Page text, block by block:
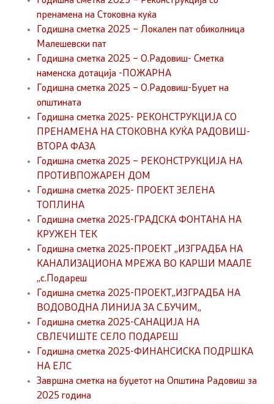
пренамена на Стоковна куќа
Годишна сметка 2025 – Локален пат обиколница
Малешевски пат
Годишна сметка 2025 – О.Радовиш- Сметка
наменска дотација -ПОЖАРНА
Годишна сметка 2025 – О.Радовиш-Буџет на
општината
Годишна сметка 2025- РЕКОНСТРУКЦИЈА СО
ПРЕНАМЕНА НА СТОКОВНА КУЌА РАДОВИШ-
ВТОРА ФАЗА
Годишна сметка 2025 – РЕКОНСТРУКЦИЈА НА
ПРОТИВПОЖАРЕН ДОМ
Годишна сметка 2025- ПРОЕКТ ЗЕЛЕНА
ТОПЛИНА
Годишна сметка 2025-ГРАДСКА ФОНТАНА НА
КРУЖЕН ТЕК
Годишна сметка 2025-ПРОЕКТ ,,ИЗГРАДБА НА
КАНАЛИЗАЦИОНА МРЕЖА ВО КАРШИ МААЛЕ
,,с.Подареш
Годишна сметка 2025-ПРОЕКТ,,ИЗГРАДБА НА
ВОДОВОДНА ЛИНИЈА ЗА С.БУЧИМ,,
Годишна сметка 2025-САНАЦИЈА НА
СВЛЕЧИШТЕ СЕЛО ПОДАРЕШ
Годишна сметка 2025-ФИНАНСИСКА ПОДРШКА
НА ЕЛС
Завршна сметка на буџетот на Општина Радовиш за
2025 година